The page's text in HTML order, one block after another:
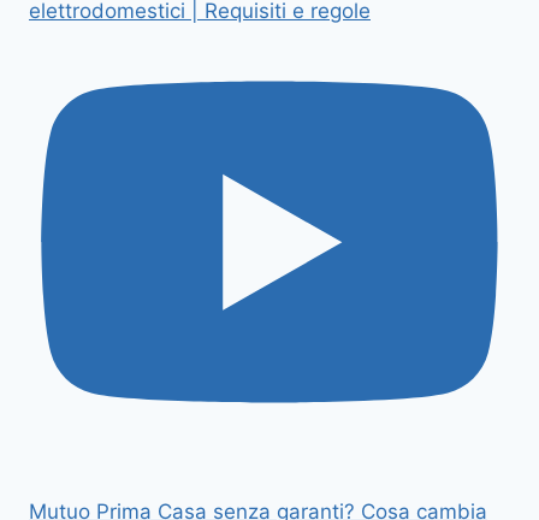
elettrodomestici | Requisiti e regole
Mutuo Prima Casa senza garanti? Cosa cambia